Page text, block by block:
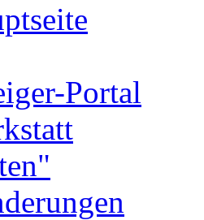
Portal